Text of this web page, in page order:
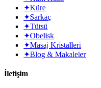
✦Küre
✦Sarkaç
✦Tütsü
✦Obelisk
✦Masaj Kristalleri
✦Blog & Makaleler
İletişim